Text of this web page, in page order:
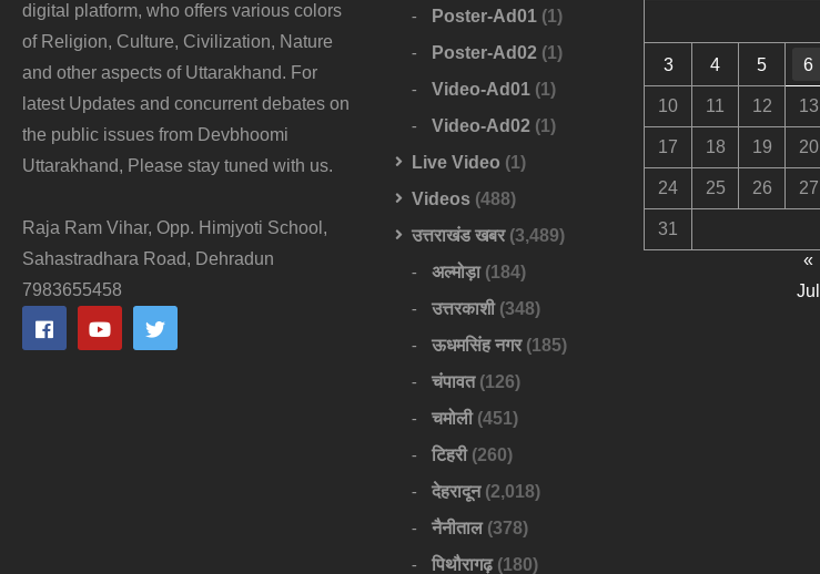
digital platform, who offers various colors
of Religion, Culture, Civilization, Nature
and other aspects of Uttarakhand. For
latest Updates and concurrent debates on
the public issues from Devbhoomi
Uttarakhand, Please stay tuned with us.
Raja Ram Vihar, Opp. Himjyoti School,
Sahastradhara Road, Dehradun
7983655458
Poster-Ad01 (1)
Poster-Ad02 (1)
Video-Ad01 (1)
Video-Ad02 (1)
Live Video (1)
Videos (488)
उत्तराखंड खबर(3,489)
अल्मोड़ा(184)
उत्तरकाशी(348)
ऊधमसिंह नगर(185)
चंपावत(126)
चमोली(451)
टिहरी(260)
देहरादून(2,018)
नैनीताल(378)
पिथौरागढ़(180)
3 4 5 6
10 11 12 13
17 18 19 20
24 25 26 27
31
«
Jul